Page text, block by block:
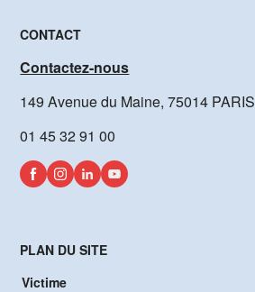
CONTACT
Contactez-nous
149 Avenue du Maine, 75014 PARIS
01 45 32 91 00
PLAN DU SITE
Victime